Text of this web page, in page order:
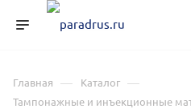
Главная — Каталог —
Тампонажные и инъекционные